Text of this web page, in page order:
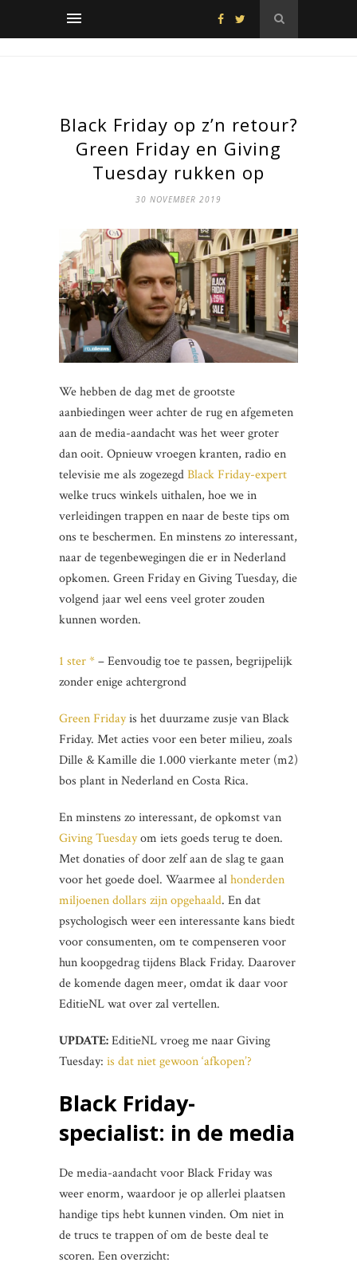
Black Friday op z’n retour?
Green Friday en Giving
Tuesday rukken op
30 NOVEMBER 2019
We hebben de dag met de grootste
aanbiedingen weer achter de rug en afgemeten
aan de media-aandacht was het weer groter
dan ooit. Opnieuw vroegen kranten, radio en
televisie me als zogezegdBlack Friday-expert
welke trucs winkels uithalen, hoe we in
verleidingen trappen en naar de beste tips om
ons te beschermen. En minstens zo interessant,
naar de tegenbewegingen die er in Nederland
opkomen. Green Friday en Giving Tuesday, die
volgend jaar wel eens veel groter zouden
kunnen worden.
1 ster *– Eenvoudig toe te passen, begrijpelijk
zonder enige achtergrond
Green Fridayis het duurzame zusje van Black
Friday. Met acties voor een beter milieu, zoals
Dille & Kamille die 1.000 vierkante meter (m2)
bos plant in Nederland en Costa Rica.
En minstens zo interessant, de opkomst van
Giving Tuesdayom iets goeds terug te doen.
Met donaties of door zelf aan de slag te gaan
voor het goede doel. Waarmee alhonderden
miljoenen dollars zijn opgehaald. En dat
psychologisch weer een interessante kans biedt
voor consumenten, om te compenseren voor
hun koopgedrag tijdens Black Friday. Daarover
de komende dagen meer, omdat ik daar voor
EditieNL wat over zal vertellen.
UPDATE:EditieNL vroeg me naar Giving
Tuesday: is dat niet gewoon ‘afkopen’?
Black Friday-
specialist: in de media
De media-aandacht voor Black Friday was
weer enorm, waardoor je op allerlei plaatsen
handige tips hebt kunnen vinden. Om niet in
de trucs te trappen of om de beste deal te
scoren. Een overzicht: